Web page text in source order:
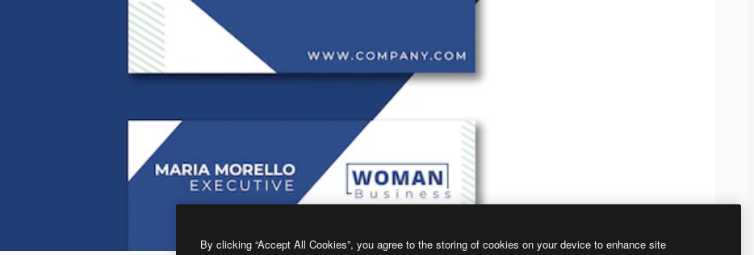
By clicking “Accept All Cookies”, you agree to the storing of cookies on your device to enhance site